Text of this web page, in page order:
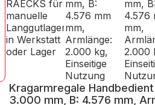
Kragarmregale
3.000 mm, B: 4.576 mm,